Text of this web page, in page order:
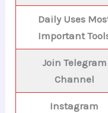
Daily Uses
Important
Join Telegram
Channel
Instagram